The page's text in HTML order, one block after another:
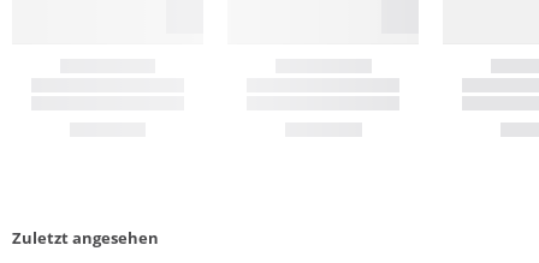
Zuletzt angesehen